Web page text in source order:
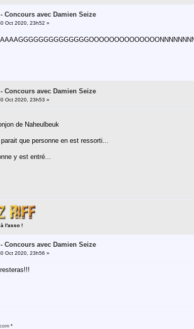
Concours avec Damien Seize
Oct 2020, 23h52 »
Concours avec Damien Seize
Oct 2020, 23h53 »
de Naheulbeuk
que personne en est ressorti...
y est entré...
à l'asso !
Concours avec Damien Seize
Oct 2020, 23h56 »
*